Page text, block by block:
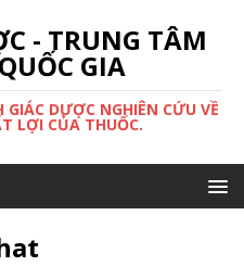
- TRUNG TÂM
GIA
DƯỢC NGHIÊN CỨU VỀ
LỢI CỦA THUỐC.